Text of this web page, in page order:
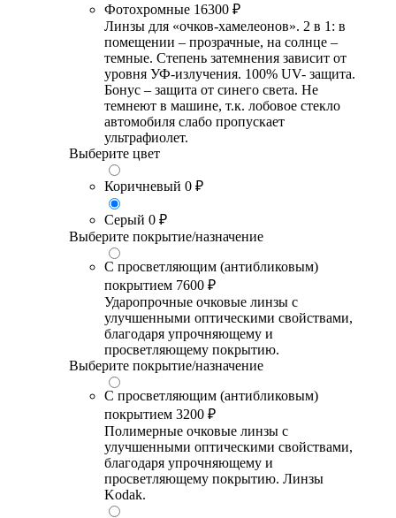
Фотохромные 16300 ₽
Линзы для «очков-хамелеонов». 2 в 1: в
помещении – прозрачные, на солнце –
темные. Степень затемнения зависит от
уровня УФ-излучения. 100% UV- защита.
Бонус – защита от синего света. Не
темнеют в машине, т.к. лобовое стекло
автомобиля слабо пропускает
ультрафиолет.
Выберите цвет
Коричневый 0 ₽
Серый 0 ₽
Выберите покрытие/назначение
С просветляющим (антибликовым)
покрытием 7600 ₽
Ударопрочные очковые линзы с
улучшенными оптическими свойствами,
благодаря упрочняющему и
просветляющему покрытию.
Выберите покрытие/назначение
С просветляющим (антибликовым)
покрытием 3200 ₽
Полимерные очковые линзы с
улучшенными оптическими свойствами,
благодаря упрочняющему и
просветляющему покрытию. Линзы
Kodak.